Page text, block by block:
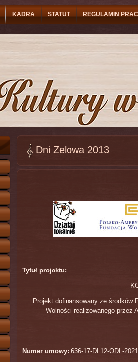
KADRA STATUT REGULAMIN
Dni Zelowa 2013
Tytuł projektu:
Projekt dofinansowany ze środków
Wolności realizowanego przez
Numer umowy: 636-17-DL12-ODL-2021